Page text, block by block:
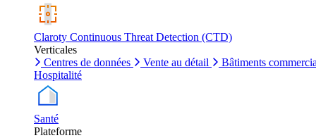
Claroty Continuous Threat Detection (CTD)
Verticales
Centres de données
Vente au détail
Bâtiments
Hospitalité
Santé
Plateforme